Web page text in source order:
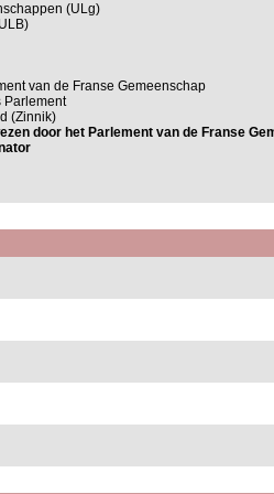
(ULg)
van de Franse Gemeenschap
Parlement
(Zinnik)
door het Parlement van de Franse